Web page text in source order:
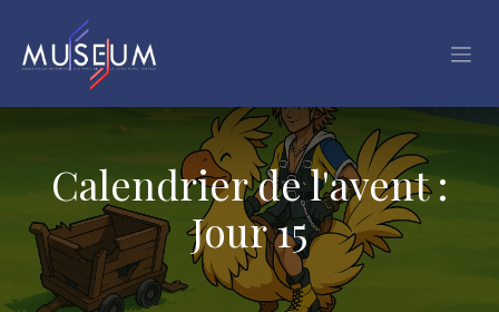
Calendrier de l'avent :
Jour 15